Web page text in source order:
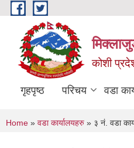
Skip to main content
कोशी
गृहपृष्ठ परिचय वडा
You are here
Home » वडा कार्यालयहरु » ३ नं. वडा